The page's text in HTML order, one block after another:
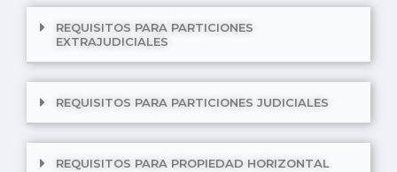
REQUISITOS PARA PARTICIONES
EXTRAJUDICIALES
REQUISITOS PARA PARTICIONES JUDICIALES
REQUISITOS PARA PROPIEDAD HORIZONTAL